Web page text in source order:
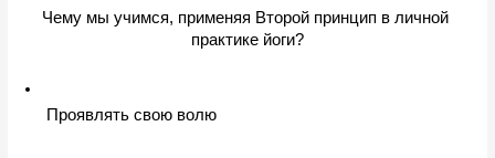
Чему мы учимся, применяя Второй принцип в личной
практике йоги?
Проявлять свою волю